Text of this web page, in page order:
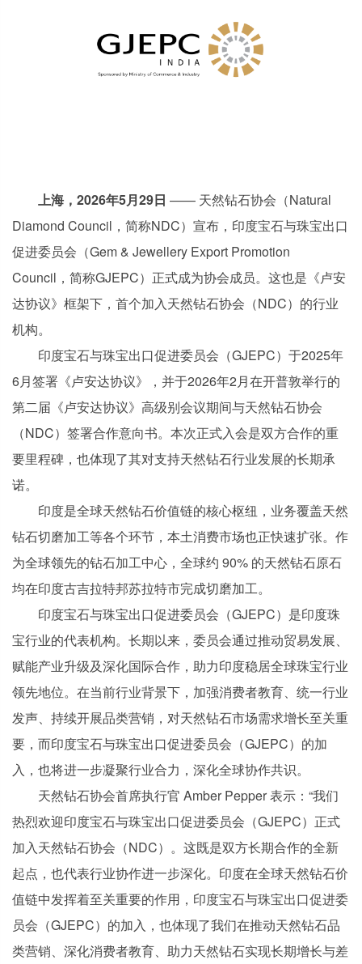
上海 ，2026年5月29日 —— 天然钻石协会（Natural
Diamond Council，简称NDC）宣布，印度宝石与珠宝出口
促进委员会（Gem & Jewellery Export Promotion
Council，简称GJEPC）正式成为协会成员。这也是《卢安
达协议》框架下，首个加入天然钻石协会（NDC）的行业
机构。
印度宝石与珠宝出口促进委员会（GJEPC）于2025年
6月签署《卢安达协议》，并于2026年2月在开普敦举行的
第二届《卢安达协议》高级别会议期间与天然钻石协会
（NDC）签署合作意向书。本次正式入会是双方合作的重
要里程碑，也体现了其对支持天然钻石行业发展的长期承
诺。
印度是全球天然钻石价值链的核心枢纽，业务覆盖天然
钻石切磨加工等各个环节，本土消费市场也正快速扩张。作
为全球领先的钻石加工中心，全球约 90% 的天然钻石原石
均在印度古吉拉特邦苏拉特市完成切磨加工。
印度宝石与珠宝出口促进委员会（GJEPC）是印度珠
宝行业的代表机构。长期以来，委员会通过推动贸易发展、
赋能产业升级及深化国际合作，助力印度稳居全球珠宝行业
领先地位。在当前行业背景下，加强消费者教育、统一行业
发声、持续开展品类营销，对天然钻石市场需求增长至关重
要，而印度宝石与珠宝出口促进委员会（GJEPC）的加
入，也将进一步凝聚行业合力，深化全球协作共识。
天然钻石协会首席执行官 Amber Pepper 表示：“我们
热烈欢迎印度宝石与珠宝出口促进委员会（GJEPC）正式
加入天然钻石协会（NDC）。这既是双方长期合作的全新
起点，也代表行业协作进一步深化。印度在全球天然钻石价
值链中发挥着至关重要的作用，印度宝石与珠宝出口促进委
员会（GJEPC）的加入，也体现了我们在推动天然钻石品
类营销、深化消费者教育、助力天然钻石实现长期增长与差